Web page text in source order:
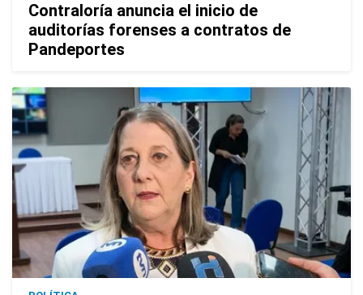
Contraloría anuncia el inicio de
auditorías forenses a contratos de
Pandeportes